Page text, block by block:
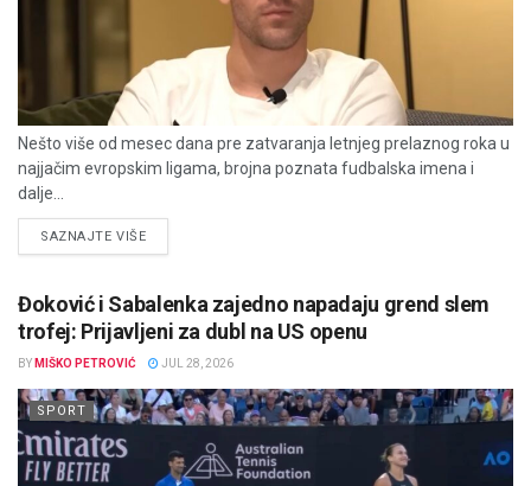
Nešto više od mesec dana pre zatvaranja letnjeg prelaznog roka u
najjačim evropskim ligama, brojna poznata fudbalska imena i
dalje...
SAZNAJTE VIŠEDETAILS
Đoković i Sabalenka zajedno napadaju grend slem
trofej: Prijavljeni za dubl na US openu
BY MIŠKO PETROVIĆ JUL 28, 2026
SPORT